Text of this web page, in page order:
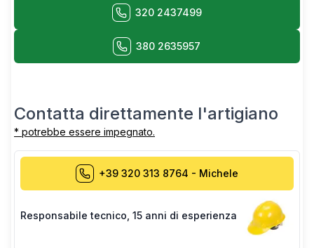
320 2437499
380 2635957
Contatta direttamente l'artigiano
* potrebbe essere impegnato.
+39 320 313 8764 - Michele
Responsabile tecnico 15 anni di esperienza